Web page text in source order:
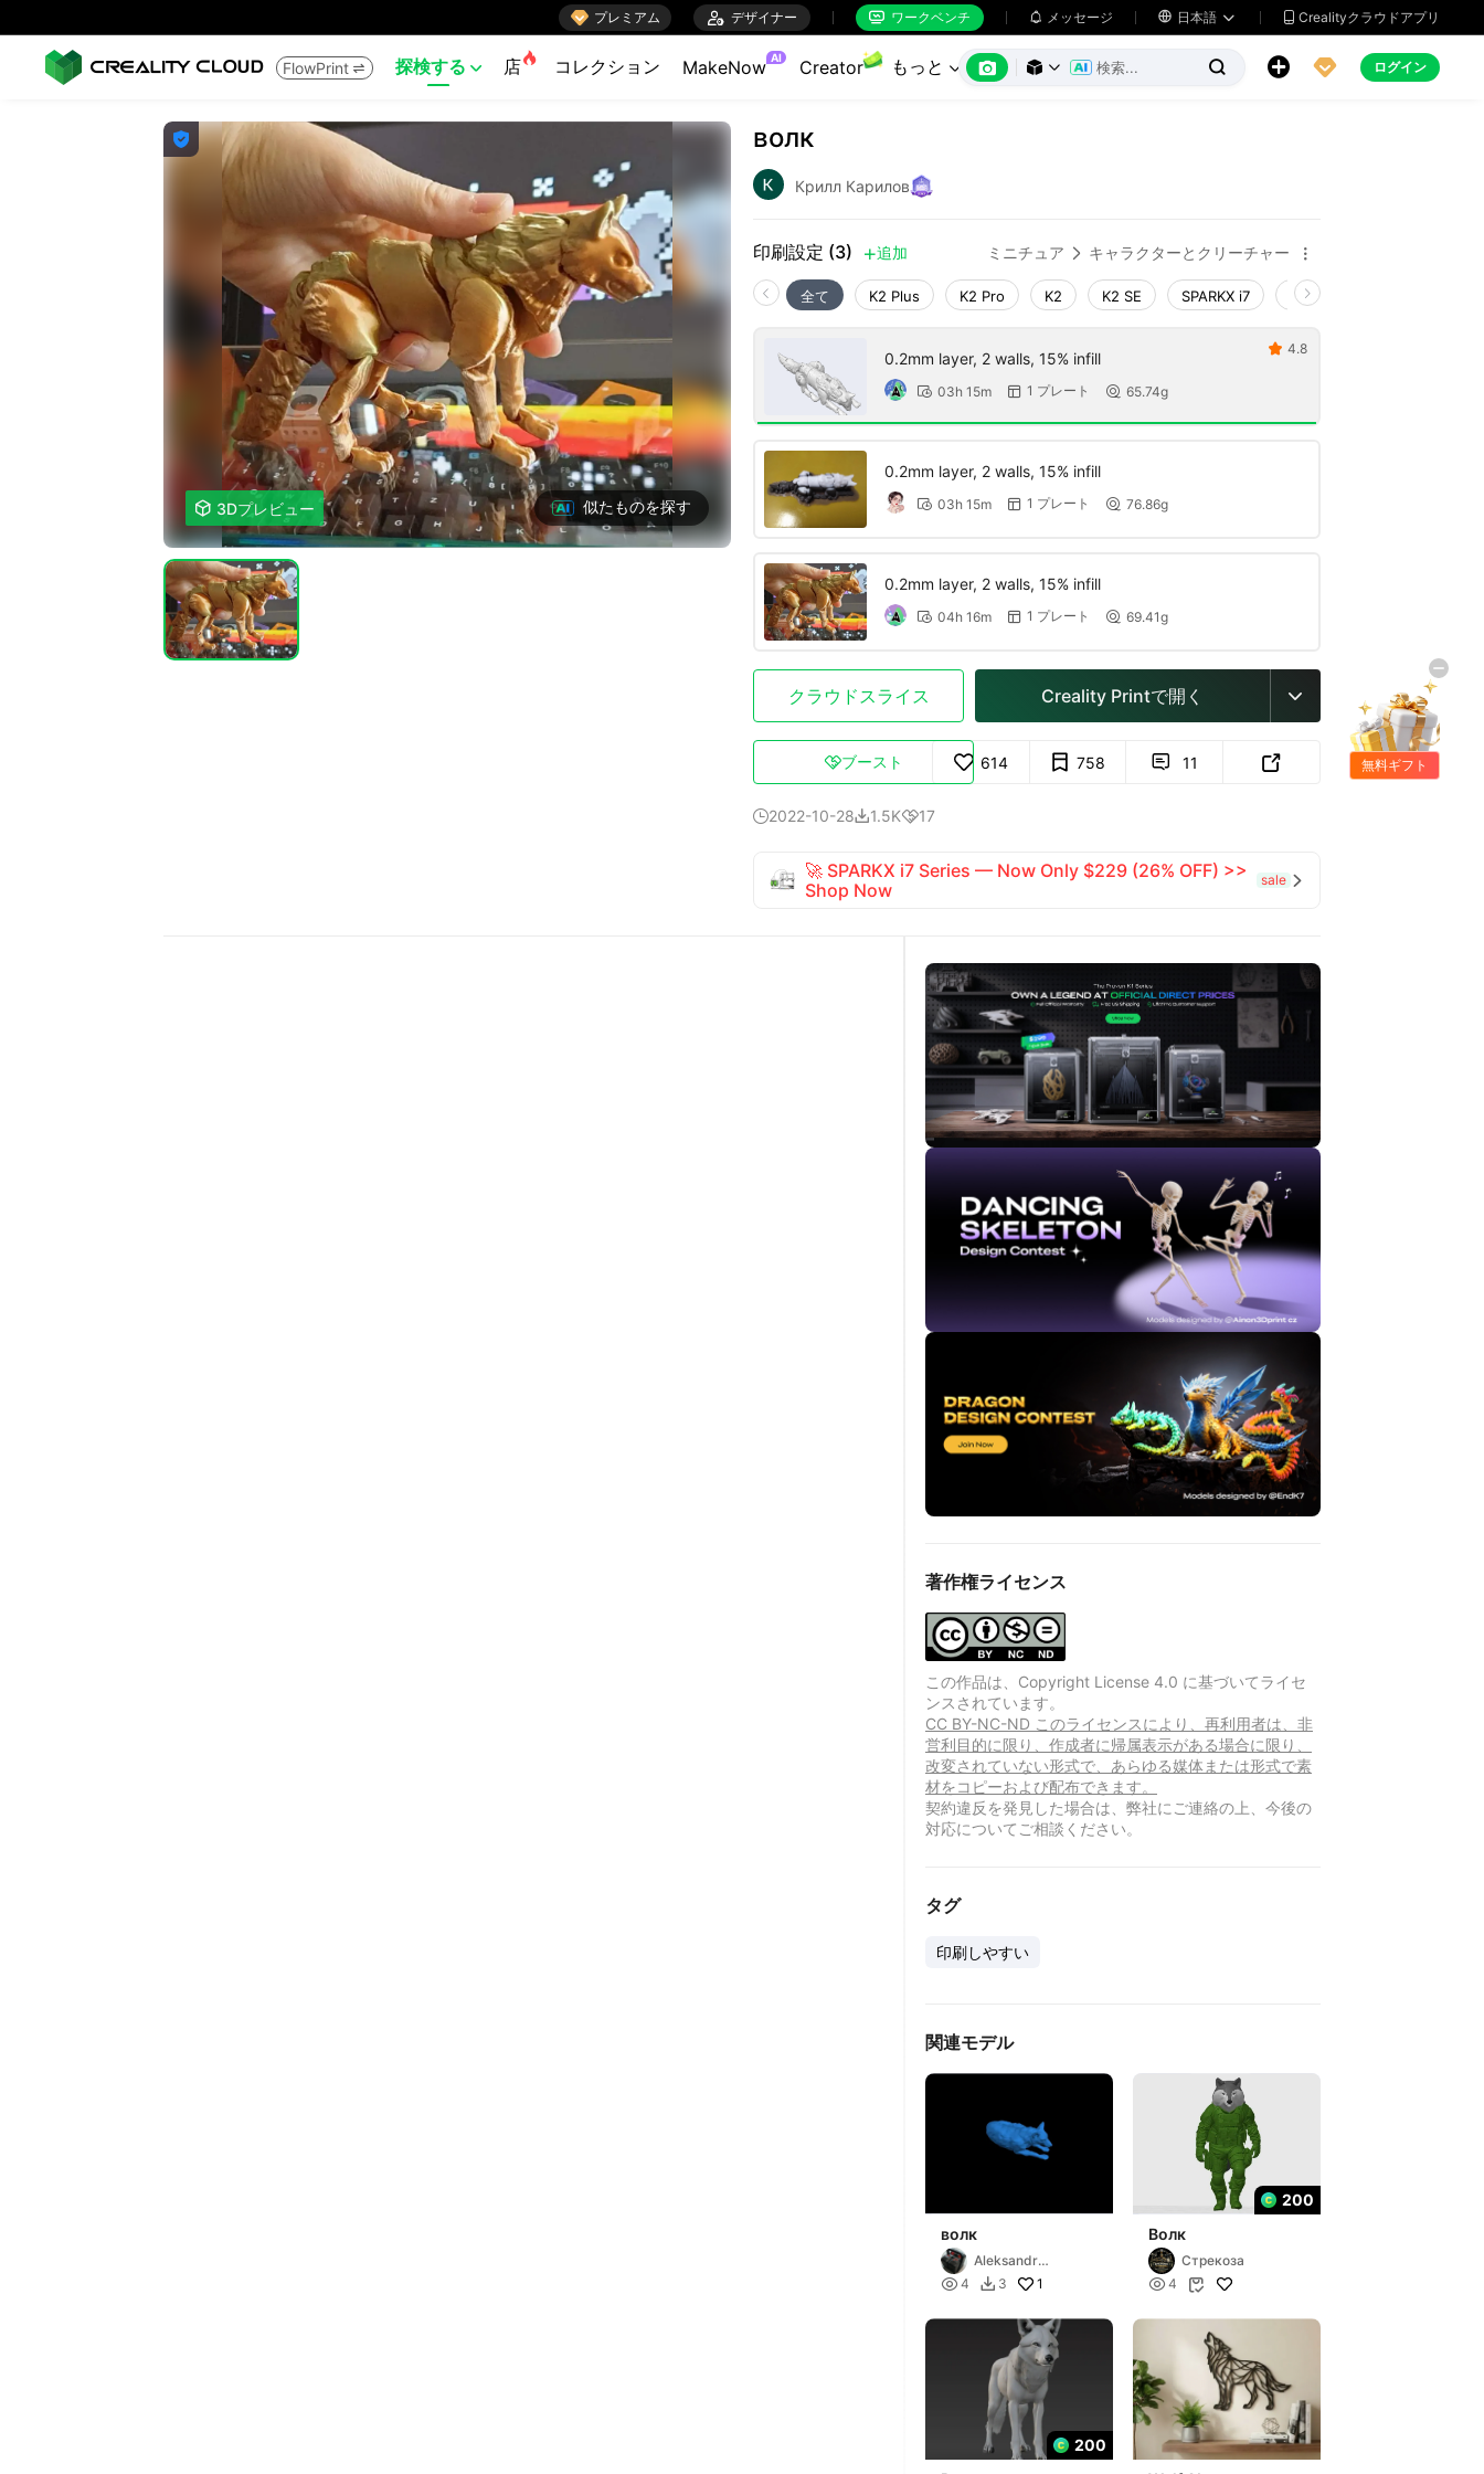
 プレミアム  デザイナー  ワークベンチ  メッセージ  日本語   Crealityクラウドアプリ
FlowPrint  探検する  店 コレクション MakeNow AI Creator もっと        ログイン

 3Dプレビュー 似たものを探す
волк
Крилл Карилов
印刷設定 (3) 追加 ミニチュア  キャラクターとクリーチャー 
全て K2 Plus K2 Pro K2 K2 SE SPARKX i7 Creality Hi
0.2mm layer, 2 walls, 15% infill
 03h 15m  1 プレート  65.74g
 4.8
0.2mm layer, 2 walls, 15% infill
 03h 15m  1 プレート  76.86g
0.2mm layer, 2 walls, 15% infill
 04h 16m  1 プレート  69.41g
クラウドスライス Creality Printで開く 
ブースト 614 758  11 
2022-10-281.5K17
🚀 SPARKX i7 Series — Now Only $229 (26% OFF) >>
Shop Now
sale 
著作権ライセンス
この作品は、Copyright License 4.0 に基づいてライセ
ンスされています。
CC BY-NC-ND このライセンスにより、再利用者は、非
営利目的に限り、作成者に帰属表示がある場合に限り、
改変されていない形式で、あらゆる媒体または形式で素
材をコピーおよび配布できます。
契約違反を発見した場合は、弊社にご連絡の上、今後の
対応についてご相談ください。
タグ
印刷しやすい
関連モデル
волк
Aleksandr
Hodorchenko
 4  3 1
200
Волк
Стрекоза
 4 
200
無料ギフト